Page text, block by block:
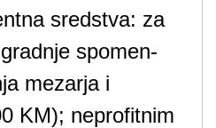
sredstva: za
spomen-
mezarja i
KM); neprofitnim